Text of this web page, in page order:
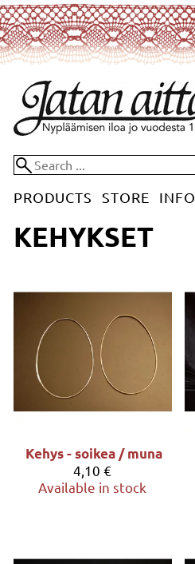
PRODUCTS STORE INFO
KEHYKSET
Kehys - soikea / muna
4,10 €
Available in stock